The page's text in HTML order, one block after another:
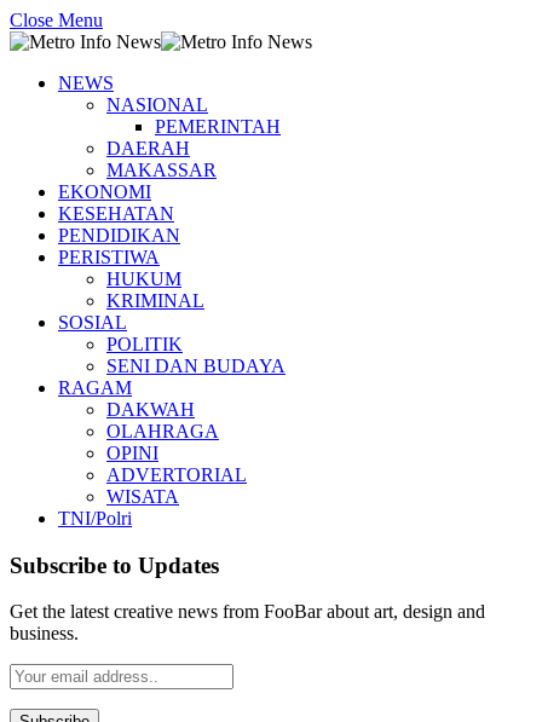
Close Menu
NEWS
NASIONAL
PEMERINTAH
DAERAH
MAKASSAR
EKONOMI
KESEHATAN
PENDIDIKAN
PERISTIWA
HUKUM
KRIMINAL
SOSIAL
POLITIK
SENI DAN BUDAYA
RAGAM
DAKWAH
OLAHRAGA
OPINI
ADVERTORIAL
WISATA
TNI/Polri
Subscribe to Updates
Get the latest creative news from FooBar about art, design and
business.